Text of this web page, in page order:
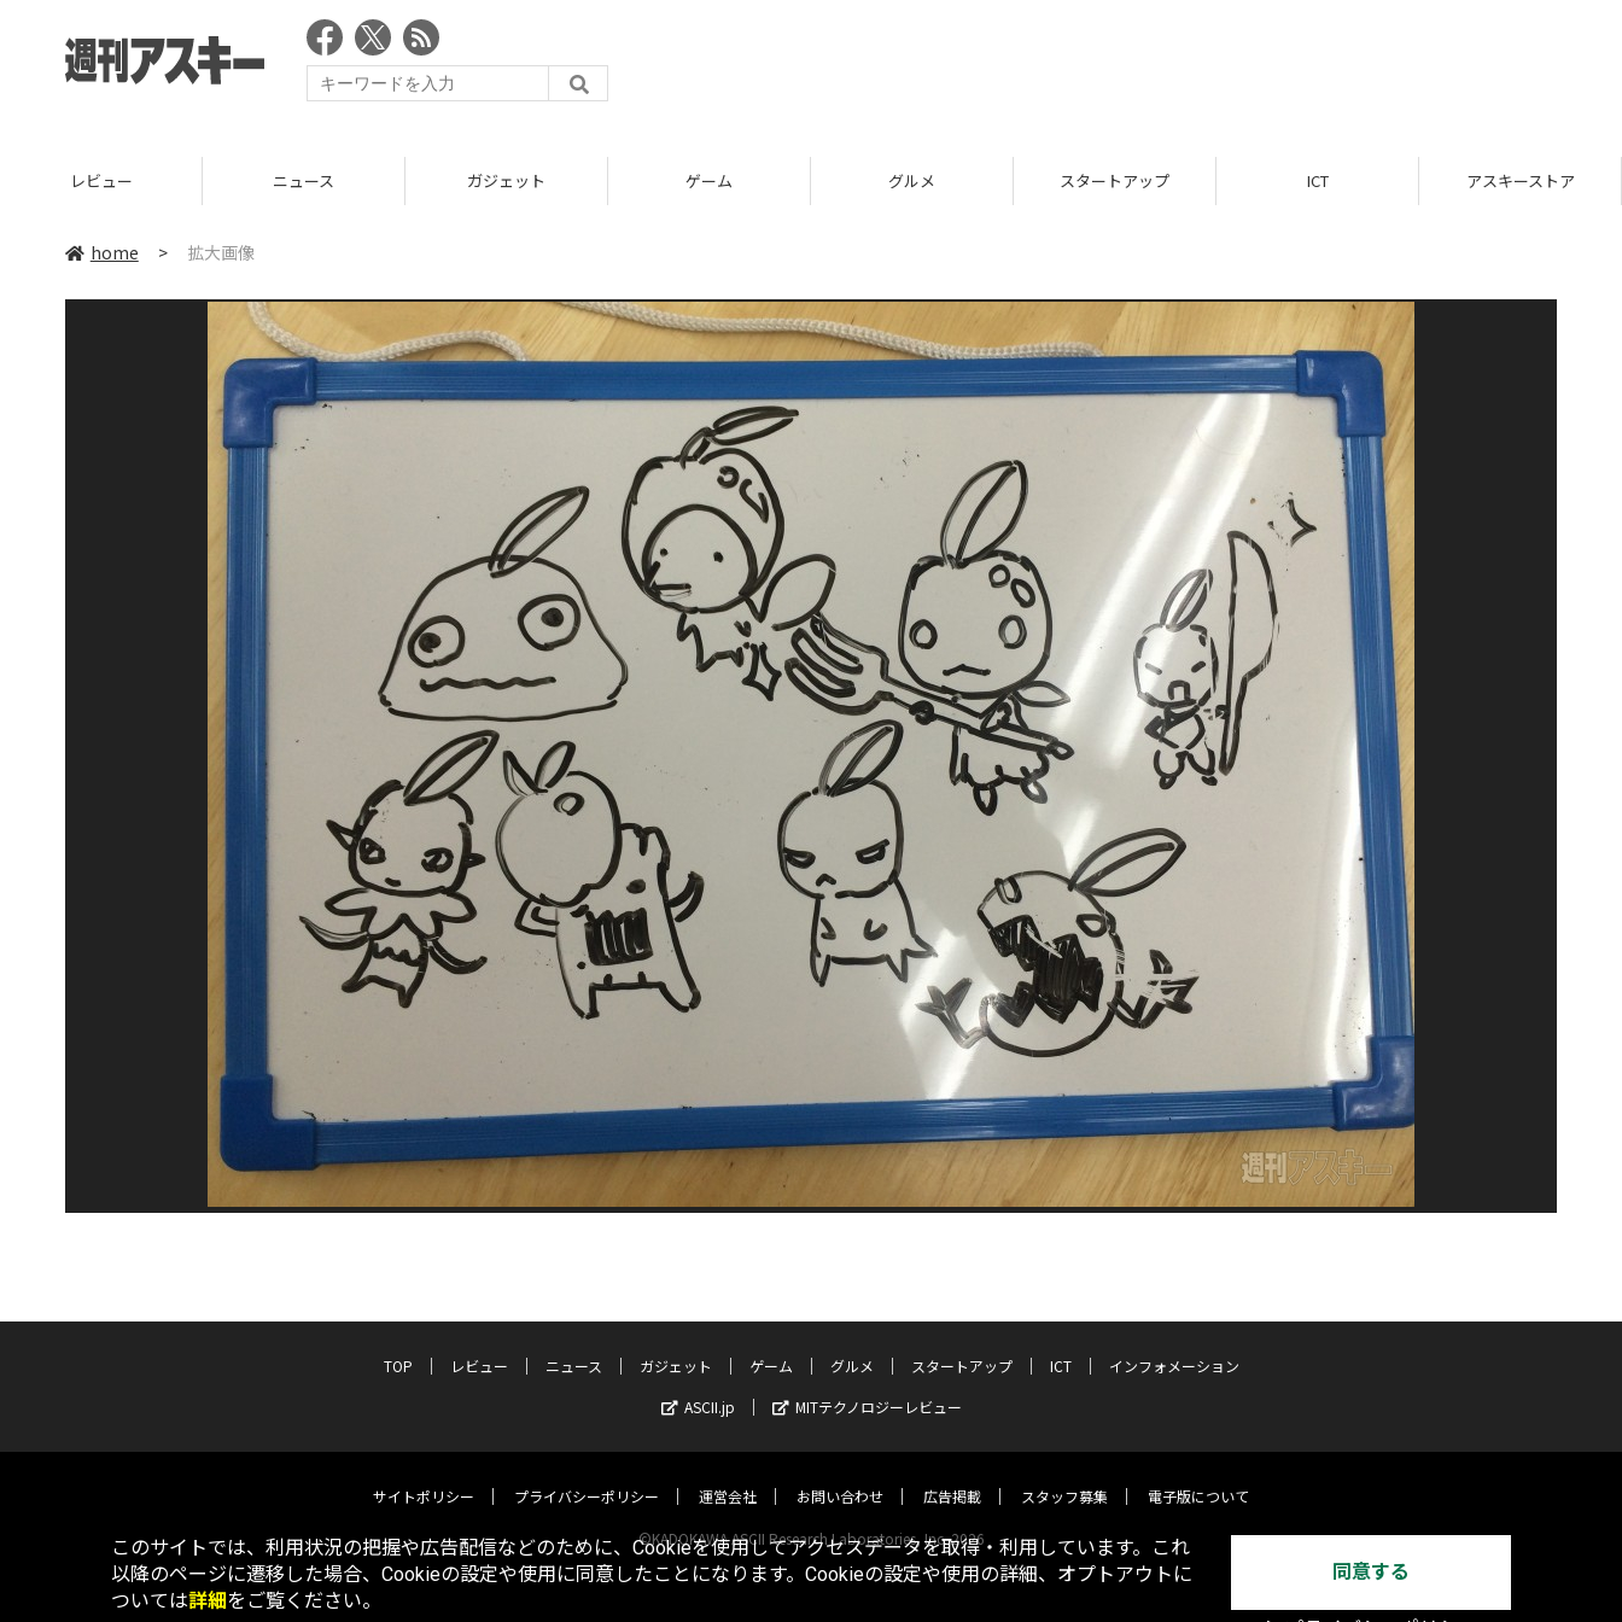
レビュー ニュース ガジェット ゲーム グルメ スタートアップ ICT アスキーストア
home > 拡大画像
TOP レビュー ニュース ガジェット ゲーム グルメ スタートアップ ICT
インフォメーション
ASCII.jp
MITテクノロジーレビュー
サイトポリシー プライバシーポリシー 運営会社 お問い合わせ 広告掲載 スタッフ募集 電子版について
©KADOKAWA ASCII Research Laboratories, Inc. 2026
このサイトでは、利用状況の把握や広告配信などのために、Cookieを使用してアクセスデータを取得・利用しています。これ
以降のページに遷移した場合、Cookieの設定や使用に同意したことになります。Cookieの設定や使用の詳細、オプトアウトに
ついては詳細をご覧ください。
同意する